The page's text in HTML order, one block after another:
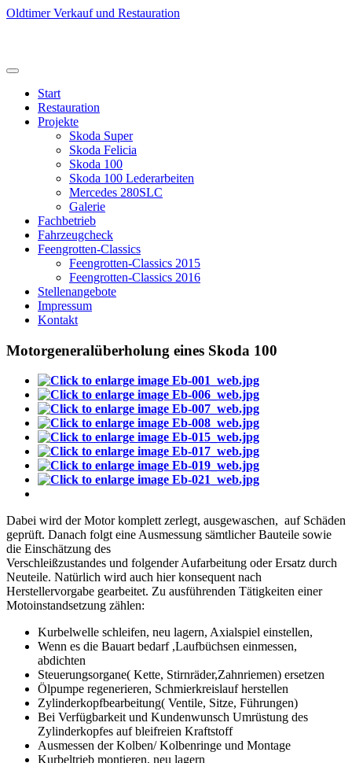
Oldtimer Verkauf und Restauration
Start
Restauration
Projekte
Skoda Super
Skoda Felicia
Skoda 100
Skoda 100 Lederarbeiten
Mercedes 280SLC
Galerie
Fachbetrieb
Fahrzeugcheck
Feengrotten-Classics
Feengrotten-Classics 2015
Feengrotten-Classics 2016
Stellenangebote
Impressum
Kontakt
Motorgeneralüberholung eines Skoda 100
Dabei wird der Motor komplett zerlegt, ausgewaschen, auf Schäden
geprüft. Danach folgt eine Ausmessung sämtlicher Bauteile sowie
die Einschätzung des
Verschleißzustandes und folgender Aufarbeitung oder Ersatz durch
Neuteile. Natürlich wird auch hier konsequent nach
Herstellervorgabe gearbeitet. Zu ausführenden Tätigkeiten einer
Motoinstandsetzung zählen:
Kurbelwelle schleifen, neu lagern, Axialspiel einstellen,
Wenn es die Bauart bedarf ,Laufbüchsen einmessen,
abdichten
Steuerungsorgane( Kette, Stirnräder,Zahnriemen) ersetzen
Ölpumpe regenerieren, Schmierkreislauf herstellen
Zylinderkopfbearbeitung( Ventile, Sitze, Führungen)
Bei Verfügbarkeit und Kundenwunsch Umrüstung des
Zylinderkopfes auf bleifreien Kraftstoff
Ausmessen der Kolben/ Kolbenringe und Montage
Kurbeltrieb montieren, neu lagern